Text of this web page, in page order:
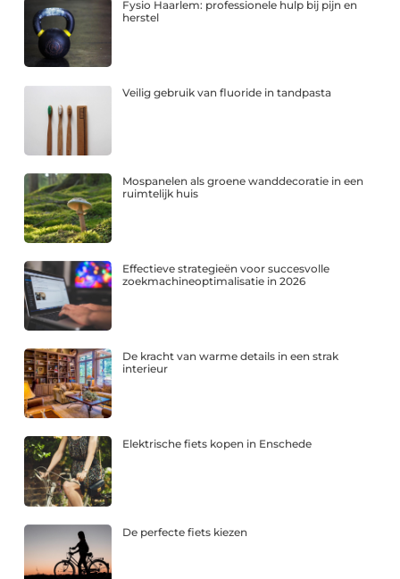
Fysio Haarlem: professionele hulp bij pijn en
herstel
Veilig gebruik van fluoride in tandpasta
Mospanelen als groene wanddecoratie in een
ruimtelijk huis
Effectieve strategieën voor succesvolle
zoekmachineoptimalisatie in 2026
De kracht van warme details in een strak
interieur
Elektrische fiets kopen in Enschede
De perfecte fiets kiezen